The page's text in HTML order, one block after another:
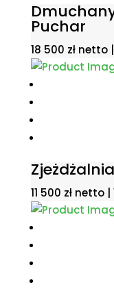
Puchar
18 500 zł netto |
11 500 zł netto |